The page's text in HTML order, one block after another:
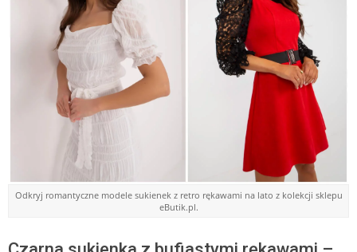
Odkryj romantyczne modele sukienek z retro rękawami na lato z kolekcji sklepu
eButik.pl.